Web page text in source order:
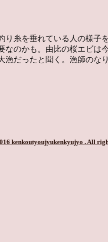
糸を垂れている人の様
のかも。由比の桜エビは
だったと聞く。漁師のな
kenkoutyoujyukenkyujyo . All